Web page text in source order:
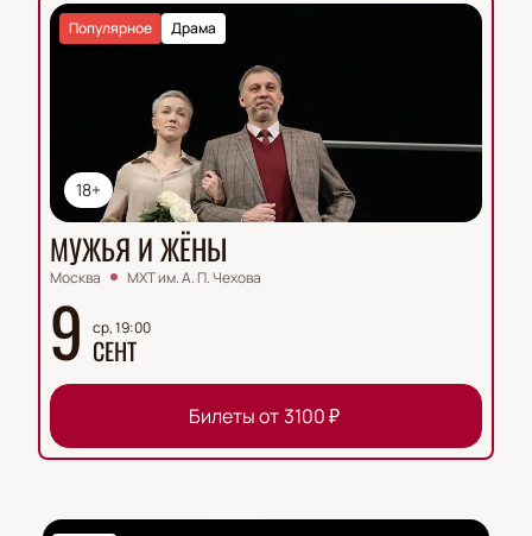
18+
Драма
Популярное
МУЖЬЯ И ЖЁНЫ
Москва МХТ им. А. П. Чехова
9 ср, 19:00
СЕНТ
Билеты от 3100₽